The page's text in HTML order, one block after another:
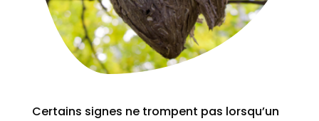
Certains signes ne trompent pas lorsqu’un